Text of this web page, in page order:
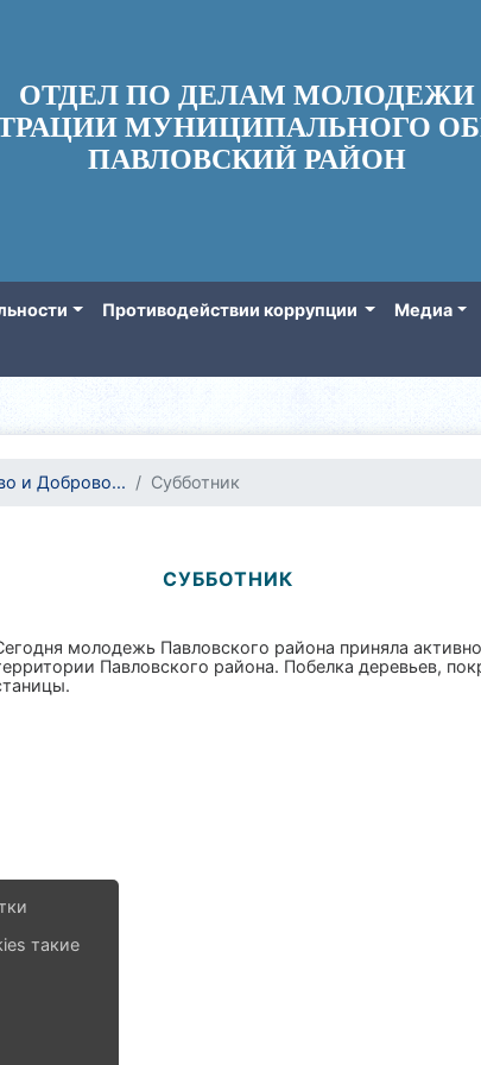
ОТДЕЛ ПО ДЕЛАМ МОЛОДЕЖИ
МУНИЦИПАЛЬНОГО
ПАВЛОВСКИЙ РАЙОН
Противодействии коррупции Медиа
и Доброво... Субботник
СУББОТНИК
молодежь Павловского района приняла
Павловского района. Побелка деревьев,
такие